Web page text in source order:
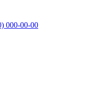
000-00-00